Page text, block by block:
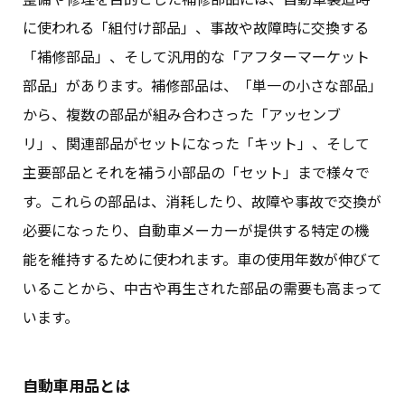
に使われる「組付け部品」、事故や故障時に交換する
「補修部品」、そして汎用的な「アフターマーケット
部品」があります。補修部品は、「単一の小さな部品」
から、複数の部品が組み合わさった「アッセンブ
リ」、関連部品がセットになった「キット」、そして
主要部品とそれを補う小部品の「セット」まで様々で
す。これらの部品は、消耗したり、故障や事故で交換が
必要になったり、自動車メーカーが提供する特定の機
能を維持するために使われます。車の使用年数が伸びて
いることから、中古や再生された部品の需要も高まって
います。
自動車用品とは